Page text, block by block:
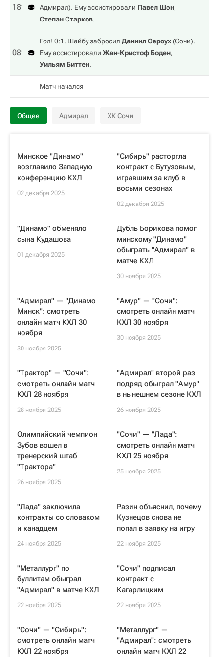
18‎’‎
Адмирал). Ему ассистировали Павел Шэн,
Степан Старков.
08‎’‎
Гол! 0:1. Шайбу забросил Даниил Сероух(Сочи).
Ему ассистировали Жан-Кристоф Боден,
Уильям Биттен.
Матч начался
Общее Адмирал ХК Сочи
Минское "Динамо"
возглавило Западную
конференцию КХЛ
02 декабря 2025
"Сибирь" расторгла
контракт с Бутузовым,
игравшим за клуб в
восьми сезонах
02 декабря 2025
"Динамо" обменяло
сына Кудашова
01 декабря 2025
Дубль Борикова помог
минскому "Динамо"
обыграть "Адмирал" в
матче КХЛ
30 ноября 2025
"Адмирал" — "Динамо
Минск": смотреть
онлайн матч КХЛ 30
ноября
30 ноября 2025
"Амур" — "Сочи":
смотреть онлайн матч
КХЛ 30 ноября
30 ноября 2025
"Трактор" — "Сочи":
смотреть онлайн матч
КХЛ 28 ноября
28 ноября 2025
"Адмирал" второй раз
подряд обыграл "Амур"
в нынешнем сезоне КХЛ
26 ноября 2025
Олимпийский чемпион
Зубов вошел в
тренерский штаб
"Трактора"
26 ноября 2025
"Сочи" — "Лада":
смотреть онлайн матч
КХЛ 25 ноября
25 ноября 2025
"Лада" заключила
контракты со словаком
и канадцем
24 ноября 2025
Разин объяснил, почему
Кузнецов снова не
попал в заявку на игру
22 ноября 2025
"Металлург" по
буллитам обыграл
"Адмирал" в матче КХЛ
22 ноября 2025
"Сочи" подписал
контракт с
Кагарлицким
22 ноября 2025
"Сочи" — "Сибирь":
смотреть онлайн матч
КХЛ 22 ноября
"Металлург" —
"Адмирал": смотреть
онлайн матч КХЛ 22